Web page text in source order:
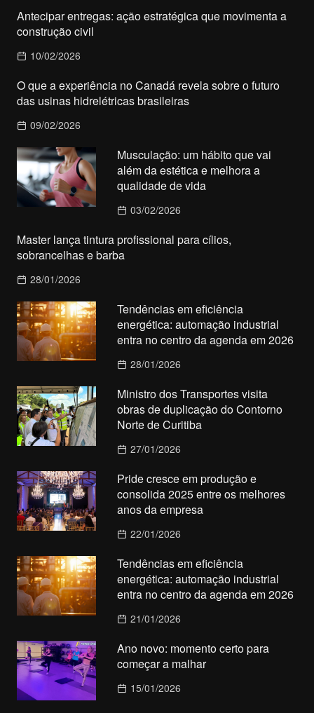
Antecipar entregas: ação estratégica que movimenta a
construção civil
10/02/2026
O que a experiência no Canadá revela sobre o futuro
das usinas hidrelétricas brasileiras
09/02/2026
Musculação: um hábito que vai
além da estética e melhora a
qualidade de vida
03/02/2026
Master lança tintura profissional para cílios,
sobrancelhas e barba
28/01/2026
Tendências em eficiência
energética: automação industrial
entra no centro da agenda em 2026
28/01/2026
Ministro dos Transportes visita
obras de duplicação do Contorno
Norte de Curitiba
27/01/2026
Pride cresce em produção e
consolida 2025 entre os melhores
anos da empresa
22/01/2026
Tendências em eficiência
energética: automação industrial
entra no centro da agenda em 2026
21/01/2026
Ano novo: momento certo para
começar a malhar
15/01/2026